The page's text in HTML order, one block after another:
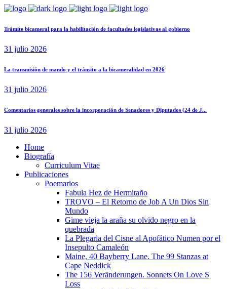
Trámite bicameral para la habilitación de facultades legislativas al gobierno
31 julio 2026
La transmisión de mando y el tránsito a la bicameralidad en 2026
31 julio 2026
Comentarios generales sobre la incorporación de Senadores y Diputados (24 de J...
31 julio 2026
Home
Biografía
Curriculum Vitae​
Publicaciones
Poemarios
Fabula Hez de Hermitaño
TROVO – El Retorno de Job A Un Dios Sin
Mundo
Gime vieja la araña su olvido negro en la
quebrada
La Plegaria del Cisne al Apofático Numen por el
Insepulto Camaleón
Maine, 40 Bayberry Lane. The 99 Stanzas at
Cape Neddick
The 156 Veränderungen. Sonnets On Love S
Loss